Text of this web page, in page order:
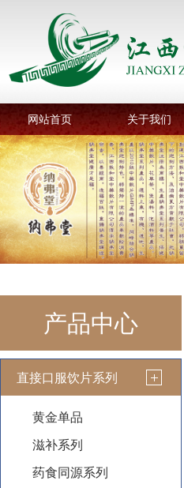
网站首页 关于我们
产品中心
直接口服饮片系列
黄金单品
滋补系列
药食同源系列